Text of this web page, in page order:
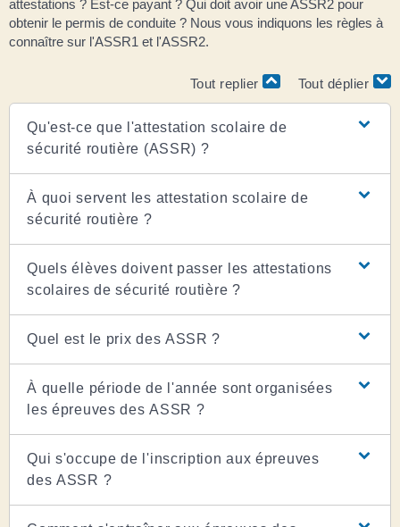
attestations ? Est-ce payant ? Qui doit avoir une ASSR2 pour
obtenir le permis de conduite ? Nous vous indiquons les règles à
connaître sur l'ASSR1 et l'ASSR2.
Tout replier Tout déplier
Qu'est-ce que l'attestation scolaire de
sécurité routière (ASSR) ?
À quoi servent les attestation scolaire de
sécurité routière ?
Quels élèves doivent passer les attestations
scolaires de sécurité routière ?
Quel est le prix des ASSR ?
À quelle période de l'année sont organisées
les épreuves des ASSR ?
Qui s'occupe de l'inscription aux épreuves
des ASSR ?